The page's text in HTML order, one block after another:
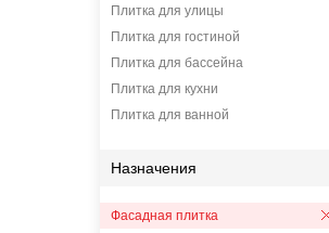
Плитка для улицы
Плитка для гостиной
Плитка для бассейна
Плитка для кухни
Плитка для ванной
Назначения
Фасадная плитка